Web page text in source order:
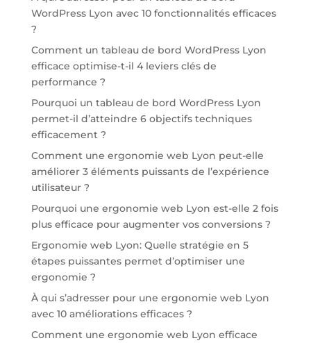
WordPress Lyon avec 10 fonctionnalités efficaces
?
Comment un tableau de bord WordPress Lyon
efficace optimise-t-il 4 leviers clés de
performance ?
Pourquoi un tableau de bord WordPress Lyon
permet-il d’atteindre 6 objectifs techniques
efficacement ?
Comment une ergonomie web Lyon peut-elle
améliorer 3 éléments puissants de l’expérience
utilisateur ?
Pourquoi une ergonomie web Lyon est-elle 2 fois
plus efficace pour augmenter vos conversions ?
Ergonomie web Lyon: Quelle stratégie en 5
étapes puissantes permet d’optimiser une
ergonomie ?
À qui s’adresser pour une ergonomie web Lyon
avec 10 améliorations efficaces ?
Comment une ergonomie web Lyon efficace